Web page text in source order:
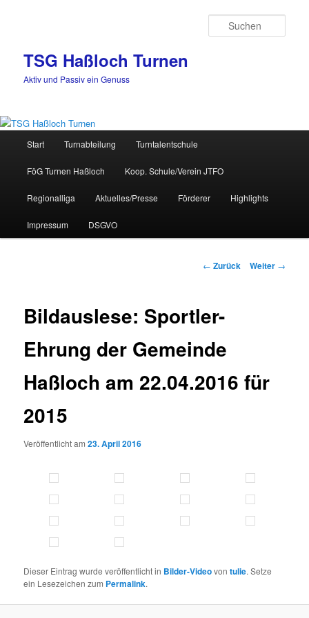
TSG Haßloch Turnen
Aktiv und Passiv ein Genuss
Start Turnabteilung Turntalentschule
FöG Turnen Haßloch Koop. Schule/Verein JTFO
Regionalliga Aktuelles/Presse Förderer Highlights
Impressum DSGVO
Beitrags-
← Zurück Weiter →
Bildauslese: Sportler-
Ehrung der Gemeinde
Haßloch am 22.04.2016 für
2015
Veröffentlicht am23. April 2016
Dieser Eintrag wurde veröffentlicht in Bilder-Videovontulie. Setze
ein Lesezeichen zum Permalink.